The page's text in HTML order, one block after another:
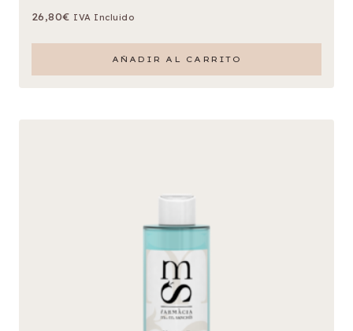
26,80€ IVA Incluido
AÑADIR AL CARRITO